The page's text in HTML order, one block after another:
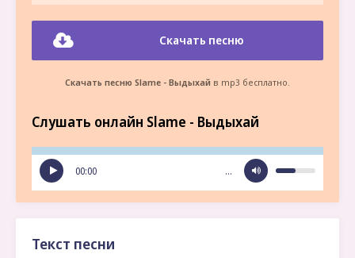
Скачать песню
Скачать песню Slame - Выдыхай в mp3 бесплатно.
Слушать онлайн Slame - Выдыхай
00:00 …
Текст песни